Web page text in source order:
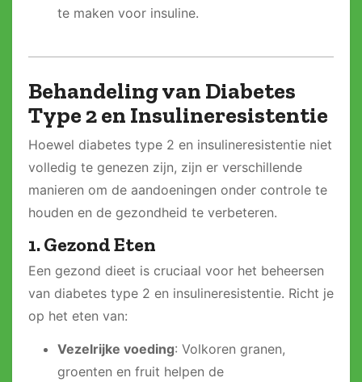
te maken voor insuline.
Behandeling van Diabetes
Type 2 en Insulineresistentie
Hoewel diabetes type 2 en insulineresistentie niet
volledig te genezen zijn, zijn er verschillende
manieren om de aandoeningen onder controle te
houden en de gezondheid te verbeteren.
1. Gezond Eten
Een gezond dieet is cruciaal voor het beheersen
van diabetes type 2 en insulineresistentie. Richt je
op het eten van:
Vezelrijke voeding: Volkoren granen,
groenten en fruit helpen de